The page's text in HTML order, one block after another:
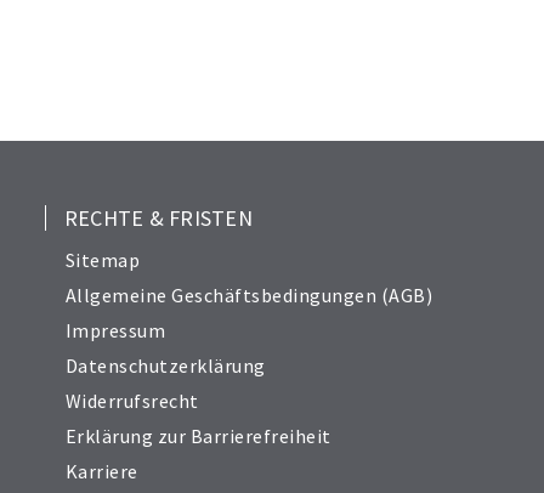
RECHTE & FRISTEN
Sitemap
Allgemeine Geschäftsbedingungen (AGB)
Impressum
Datenschutzerklärung
Widerrufsrecht
Erklärung zur Barrierefreiheit
Karriere